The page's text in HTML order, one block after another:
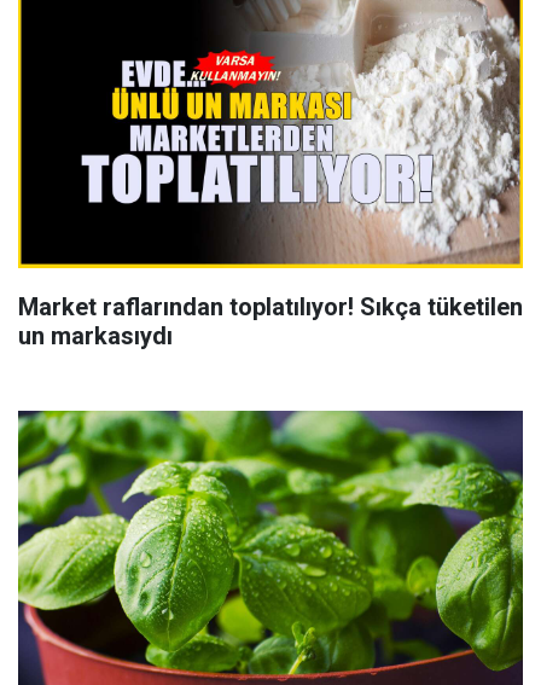
Market raflarından toplatılıyor! Sıkça tüketilen
un markasıydı